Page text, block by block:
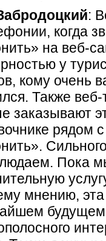
:
, когда
на веб-
у
кому очень
Также
заказывают
рядом
Пока
мнению, эта